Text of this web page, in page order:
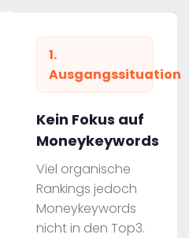
1.
Ausgangssituation
Kein Fokus auf
Moneykeywords
Viel organische
Rankings jedoch
Moneykeywords
nicht in den Top3.